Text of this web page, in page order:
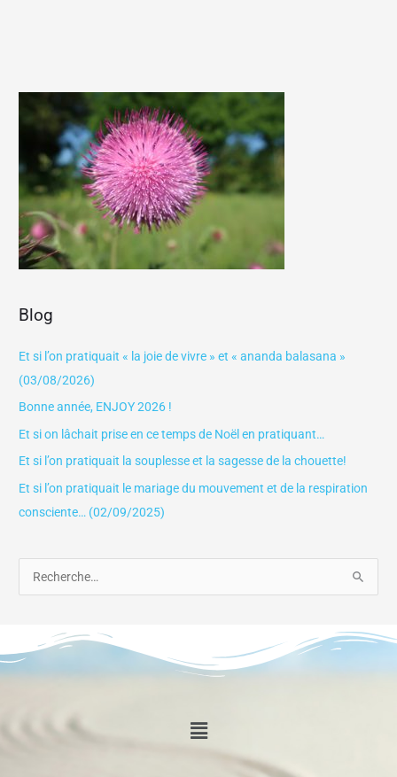
Blog
Et si l’on pratiquait « la joie de vivre » et « ananda balasana »
(03/08/2026)
Bonne année, ENJOY 2026 !
Et si on lâchait prise en ce temps de Noël en pratiquant…
Et si l’on pratiquait la souplesse et la sagesse de la chouette!
Et si l’on pratiquait le mariage du mouvement et de la respiration
consciente… (02/09/2025)
h
e
Menu